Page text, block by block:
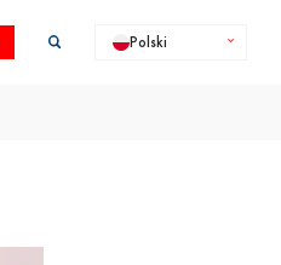
Polski